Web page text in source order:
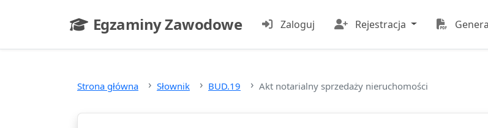
Egzaminy Zawodowe
- strona główna
Zaloguj Rejestracja
Strona główna Słownik BUD.19 Akt notarialny sprzedaży nieruchomości